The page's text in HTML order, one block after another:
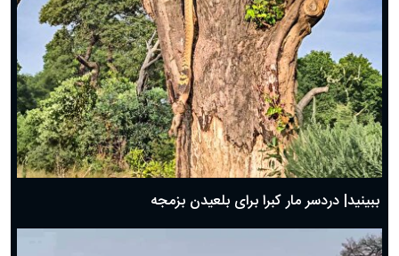
ببینید| دردسر مار کبرا برای بلعیدن بزمجه